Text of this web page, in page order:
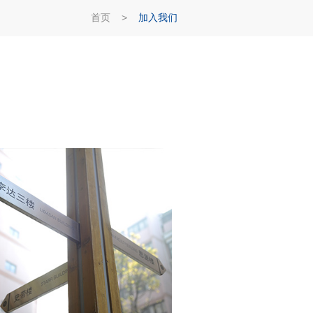
首页 > 加入我们